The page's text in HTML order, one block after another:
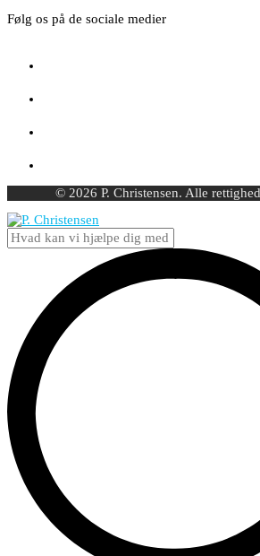
Følg os på de sociale medier
© 2026 P. Christensen. Alle